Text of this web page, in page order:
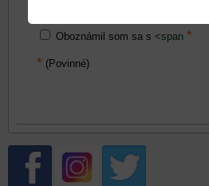
Oboznámil som sa s <span *
* (Povinné)